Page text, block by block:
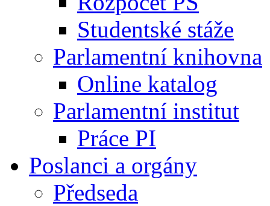
Studentské stáže
Parlamentní knihovna
Online katalog
Parlamentní institut
Práce PI
Poslanci a orgány
Předseda